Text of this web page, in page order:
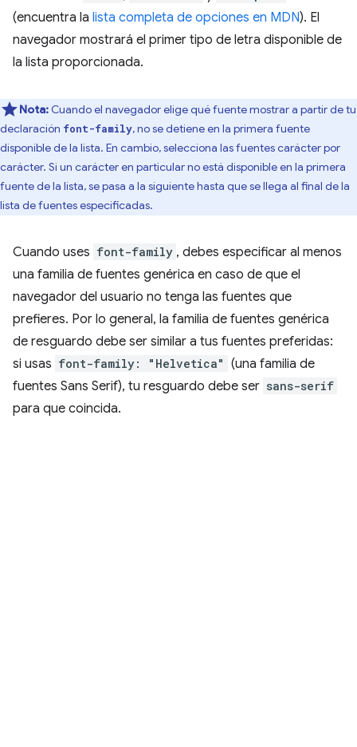
(encuentra la lista completa de opciones en MDN). El
navegador mostrará el primer tipo de letra disponible de
la lista proporcionada.
Nota: Cuando el navegador elige qué fuente mostrar a partir de tu
declaración font-family, no se detiene en la primera fuente
disponible de la lista. En cambio, selecciona las fuentes carácter por
carácter. Si un carácter en particular no está disponible en la primera
fuente de la lista, se pasa a la siguiente hasta que se llega al final de la
lista de fuentes especificadas.
Cuando uses font-family , debes especificar al menos
una familia de fuentes genérica en caso de que el
navegador del usuario no tenga las fuentes que
prefieres. Por lo general, la familia de fuentes genérica
de resguardo debe ser similar a tus fuentes preferidas:
si usas font-family: "Helvetica" (una familia de
fuentes Sans Serif), tu resguardo debe ser sans-serif
para que coincida.